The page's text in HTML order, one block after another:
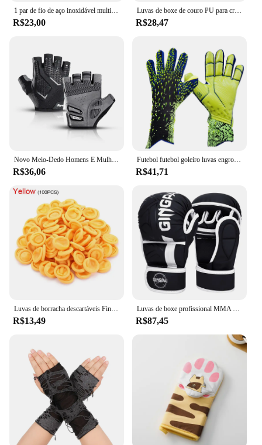
1 par de fio de aço inoxidável multiuso nível 5 resistente ao corte luvas protetoras de segurança anti-corte
R$23,00
Luvas de boxe de couro PU para crianças, luvas MMA, saco de perfuração, kickboxing, tailandês, profissional, treinamento infantil, 2 peças
R$28,47
Novo Meio-Dedo Homens E Mulheres Ciclismo Luvas Silicone Líquido Absorvente de Choque Respirável Sports Bike Fitness Luvas
R$36,06
Futebol futebol goleiro luvas engrossado futebol proteção profissional adultos adolescente goleiro futebol luvas de goleiro
R$41,71
Luvas de borracha descartáveis Finger Cover, antiderrapante, anti-estático, Latex Finger Cots, Fingertips Protector, Nail Art Tool, 100pcs
R$13,49
Luvas de boxe profissional MMA para homens e mulheres, metade do dedo Sandbag, equipamento de boxe espessado, treinamento Muay Thai
R$87,45